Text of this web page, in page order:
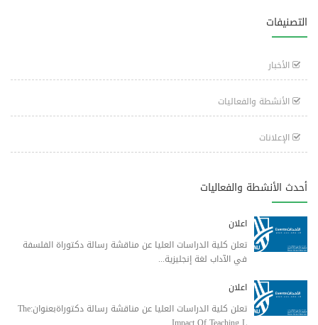
التصنيفات
الأخبار
الأنشطة والفعاليات
الإعلانات
أحدث الأنشطة والفعاليات
اعلان
تعلن كلية الدراسات العليا عن مناقشة رسالة دكتوراة الفلسفة
في الآداب لغة إنجليزية...
اعلان
تعلن كلية الدراسات العليا عن مناقشة رسالة دكتوراةبعنوان:The